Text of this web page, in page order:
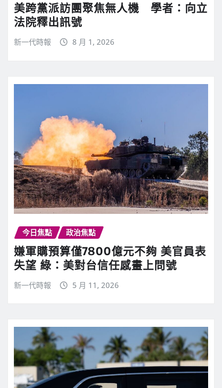
美跨黨派訪團聚焦無人機 學者：向立
法院釋出訊號
新一代時報 8 月 1, 2026
今日焦點 政治焦點
嫌軍購預算僅7800億元不夠 美官員表
失望 綠：美對台信任感畫上問號
新一代時報 5 月 11, 2026